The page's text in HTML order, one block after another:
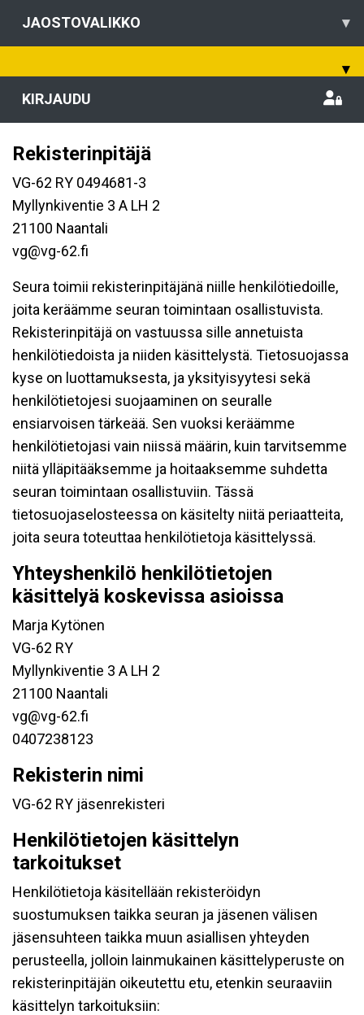
JAOSTOVALIKKO ▾
▾
KIRJAUDU
Rekisterinpitäjä
VG-62 RY 0494681-3
Myllynkiventie 3 A LH 2
21100 Naantali
vg@vg-62.fi
Seura toimii rekisterinpitäjänä niille henkilötiedoille,
joita keräämme seuran toimintaan osallistuvista.
Rekisterinpitäjä on vastuussa sille annetuista
henkilötiedoista ja niiden käsittelystä. Tietosuojassa
kyse on luottamuksesta, ja yksityisyytesi sekä
henkilötietojesi suojaaminen on seuralle
ensiarvoisen tärkeää. Sen vuoksi keräämme
henkilötietojasi vain niissä määrin, kuin tarvitsemme
niitä ylläpitääksemme ja hoitaaksemme suhdetta
seuran toimintaan osallistuviin. Tässä
tietosuojaselosteessa on käsitelty niitä periaatteita,
joita seura toteuttaa henkilötietoja käsittelyssä.
Yhteyshenkilö henkilötietojen
käsittelyä koskevissa asioissa
Marja Kytönen
VG-62 RY
Myllynkiventie 3 A LH 2
21100 Naantali
vg@vg-62.fi
0407238123
Rekisterin nimi
VG-62 RY jäsenrekisteri
Henkilötietojen käsittelyn
tarkoitukset
Henkilötietoja käsitellään rekisteröidyn
suostumuksen taikka seuran ja jäsenen välisen
jäsensuhteen taikka muun asiallisen yhteyden
perusteella, jolloin lainmukainen käsittelyperuste on
rekisterinpitäjän oikeutettu etu, etenkin seuraaviin
käsittelyn tarkoituksiin: